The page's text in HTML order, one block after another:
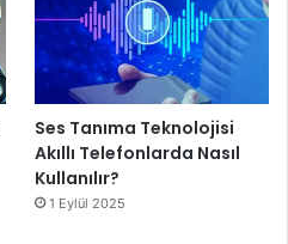
Ses Tanıma Teknolojisi
Akıllı Telefonlarda Nasıl
Kullanılır?
1 Eylül 2025